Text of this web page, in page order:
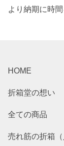
より納期に時
HOME
折箱堂の想い
全ての商品
売れ筋の折箱（